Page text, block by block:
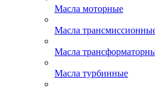
Масла моторные
Масла
Масла
Масла турбинные